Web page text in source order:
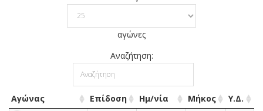
αγώνες
Αναζήτηση:
Αγώνας Επίδοση Ημ/νία Μήκος
Υ.Δ.